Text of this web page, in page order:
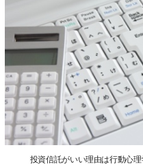
投資信託がいい理由は行動心